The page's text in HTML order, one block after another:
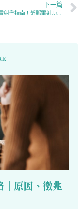
下一篇
2026靜脈雷射全指南！靜脈雷射功效、原理、治療流程與適用症狀1次掌握
｜原因、徵兆